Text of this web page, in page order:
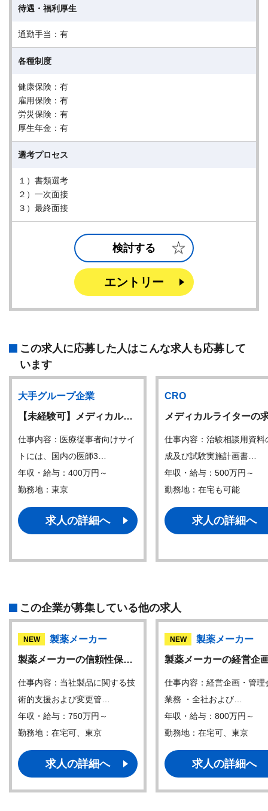
待遇・福利厚生
通勤手当：有
各種制度
健康保険：有
雇用保険：有
労災保険：有
厚生年金：有
選考プロセス
１）書類選考
２）一次面接
３）最終面接
検討する
エントリー
この求人に応募した人はこんな求人も応募して
います
大手グループ企業
【未経験可】メディカル…
仕事内容：医療従事者向けサイ
トには、国内の医師3…
年収・給与：400万円～
勤務地：東京
求人の詳細へ
CRO
メディカルライターの
仕事内容：治験相談用資料
成及び試験実施計画書…
年収・給与：500万円～
勤務地：在宅も可能
求人の詳細へ
この企業が募集している他の求人
NEW
製薬メーカー
製薬メーカーの信頼性保…
仕事内容：当社製品に関する技
術的支援および変更管…
年収・給与：750万円～
勤務地：在宅可、東京
求人の詳細へ
NEW
製薬メーカー
製薬メーカーの経営企
仕事内容：経営企画・管理
業務 ・全社および…
年収・給与：800万円～
勤務地：在宅可、東京
求人の詳細へ